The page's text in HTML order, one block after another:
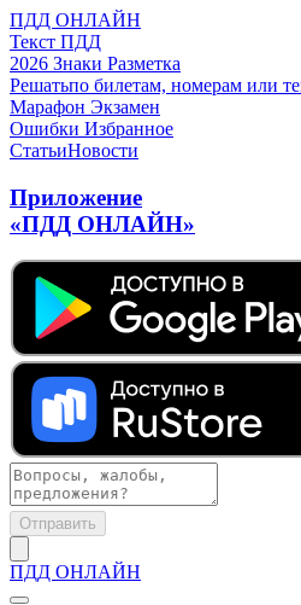
ПДД ОНЛАЙН
Текст ПДД
2026 Знаки Разметка
Решатьпо билетам, номерам или
Марафон Экзамен
Ошибки Избранное
СтатьиНовости
Приложение
«ПДД ОНЛАЙН»
Отправить
ПДД ОНЛАЙН